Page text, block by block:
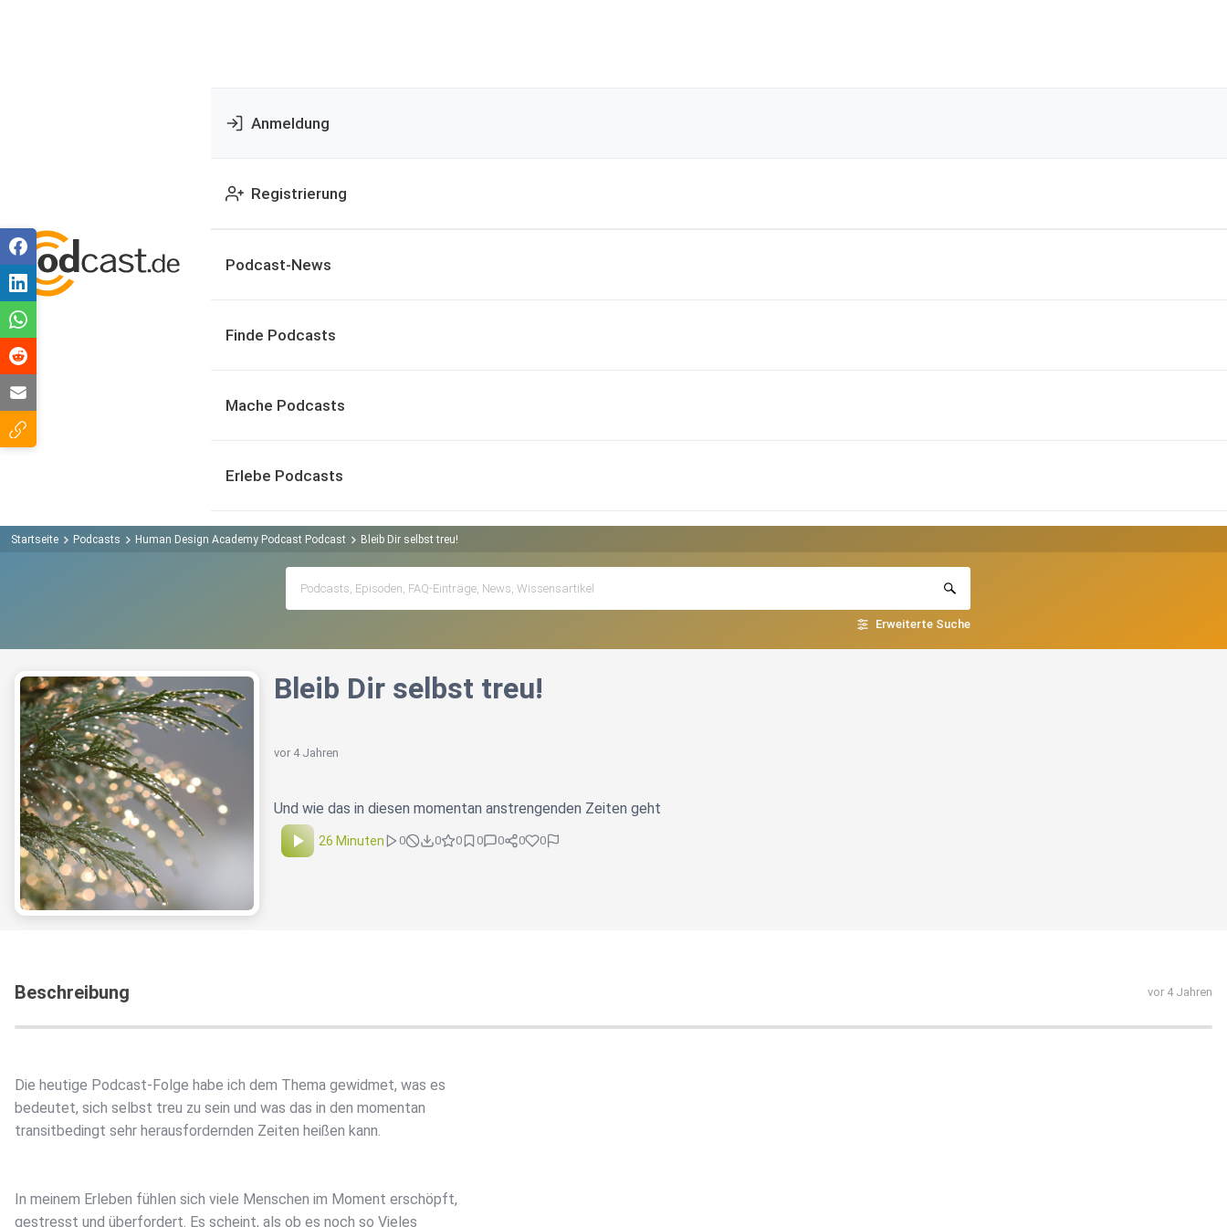
Anmeldung
Registrierung
Podcast-News
Finde Podcasts
Mache Podcasts
Erlebe Podcasts
Startseite Podcasts Human Design Academy Podcast Podcast Bleib Dir selbst treu!
Erweiterte Suche
Bleib Dir selbst treu!
vor 4 Jahren
Und wie das in diesen momentan anstrengenden Zeiten geht
26 Minuten 0 0 0 0 0 0 0
Beschreibung vor 4 Jahren
Die heutige Podcast-Folge habe ich dem Thema gewidmet, was es
bedeutet, sich selbst treu zu sein und was das in den momentan
transitbedingt sehr herausfordernden Zeiten heißen kann.
In meinem Erleben fühlen sich viele Menschen im Moment erschöpft,
gestresst und überfordert. Es scheint, als ob es noch so Vieles